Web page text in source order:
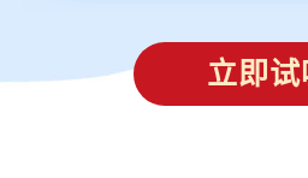
立即试